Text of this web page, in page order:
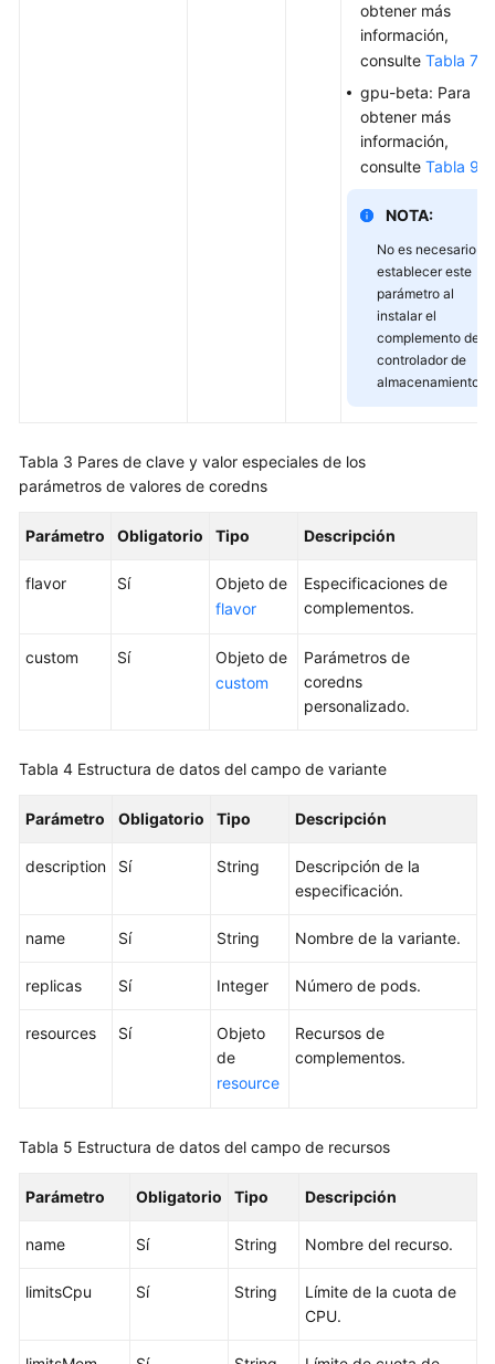
de
la
de
campo
contraseña
crear
Number
Pods
on
Node
Descripción
obtener más
información,
consulte Tabla 7.
gpu-beta: Para
obtener más
información,
consulte Tabla 9
NOTA:
No es necesario
establecer este
parámetro al
instalar el
complemento del
controlador de
almacenamiento.
Tabla 3 Pares de clave y valor especiales de los
parámetros de valores de coredns
Parámetro Obligatorio Tipo Descripción
flavor Sí
Objeto de
flavor
Especificaciones de
complementos.
custom Sí
Objeto de
custom
Parámetros de
coredns
personalizado.
Tabla 4 Estructura de datos del campo de variante
Parámetro Obligatorio Tipo Descripción
description Sí String
Descripción de la
especificación.
name Sí String Nombre de la variante.
replicas Sí Integer Número de pods.
resources Sí
Objeto
de
resource
Recursos de
complementos.
Tabla 5 Estructura de datos del campo de recursos
Parámetro Obligatorio Tipo Descripción
name Sí String Nombre del recurso.
limitsCpu Sí String
Límite de la cuota de
CPU.